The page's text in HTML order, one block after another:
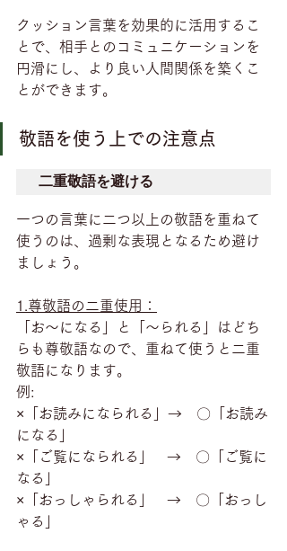
クッション言葉を効果的に活用するこ
とで、相手とのコミュニケーションを
円滑にし、より良い人間関係を築くこ
とができます。
敬語を使う上での注意点
二重敬語を避ける
一つの言葉に二つ以上の敬語を重ねて
使うのは、過剰な表現となるため避け
ましょう。
1.尊敬語の二重使用：
「お～になる」と「～られる」はどち
らも尊敬語なので、重ねて使うと二重
敬語になります。
例:
×「お読みになられる」→　〇「お読み
になる」
×「ご覧になられる」   →　〇「ご覧に
なる」
×「おっしゃられる」   →　〇「おっし
ゃる」